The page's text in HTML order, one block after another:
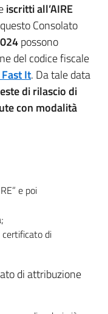
iscritti all’AIRE
Consolato
possono
del codice fiscale
It. Da tale data
di rilascio di
con modalità
e poi
di
di attribuzione